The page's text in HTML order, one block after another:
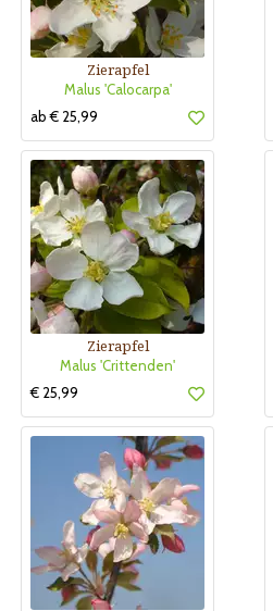
Zierapfel
Malus 'Calocarpa'
ab € 25,99
Zierapfel
Malus 'Crittenden'
€ 25,99